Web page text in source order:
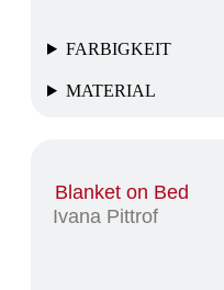
FARBIGKEIT
MATERIAL
Blanket on Bed
Ivana Pittrof